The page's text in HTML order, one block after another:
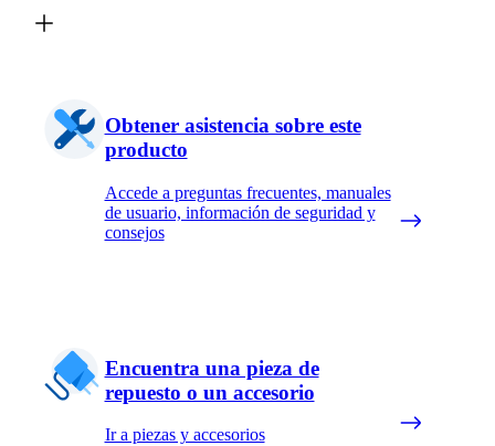
Obtener asistencia sobre este
producto
Accede a preguntas frecuentes, manuales
de usuario, información de seguridad y
consejos
Encuentra una pieza de
repuesto o un accesorio
Ir a piezas y accesorios